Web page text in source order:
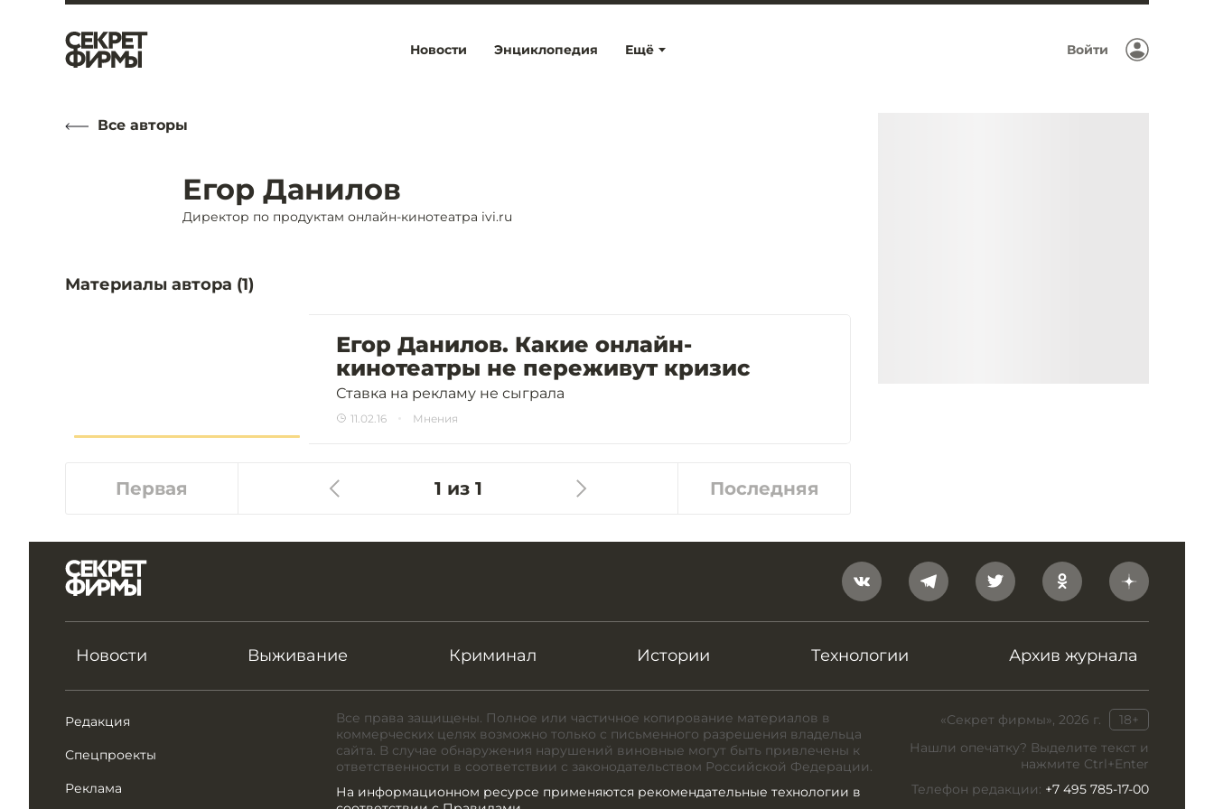
Ещё
Новости Энциклопедия Войти
Все авторы
Егор Данилов
Директор по продуктам онлайн-кинотеатра ivi.ru
Материалы автора (1)
Егор Данилов. Какие онлайн-
кинотеатры не переживут кризис
Ставка на рекламу не сыграла
11.02.16 Мнения
Первая 1 из 1 Последняя
Новости Выживание Криминал Истории Технологии Архив журнала
Редакция
Спецпроекты
Реклама
«Секрет фирмы», 2026 г.
18+
Нашли опечатку? Выделите текст и
нажмите Ctrl+Enter
Телефон редакции: +7 495 785-17-00
Все права защищены. Полное или частичное копирование материалов в
коммерческих целях возможно только с письменного разрешения владельца
сайта. В случае обнаружения нарушений виновные могут быть привлечены к
ответственности в соответствии с законодательством Российской Федерации.
На информационном ресурсе применяются рекомендательные технологии в